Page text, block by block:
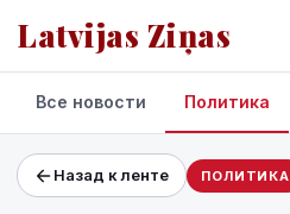
Latvijas Ziņas
Проекты и сервисы
Все новости Политика
Назад к ленте ПОЛИТИКА